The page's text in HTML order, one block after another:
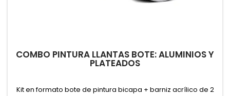
COMBO PINTURA LLANTAS BOTE: ALUMINIOS Y
PLATEADOS
Kit en formato bote de pintura bicapa + barniz acrílico de 2